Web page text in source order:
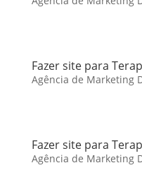
Fazer site para
Agência de Marketing
Fazer site para
Agência de Marketing